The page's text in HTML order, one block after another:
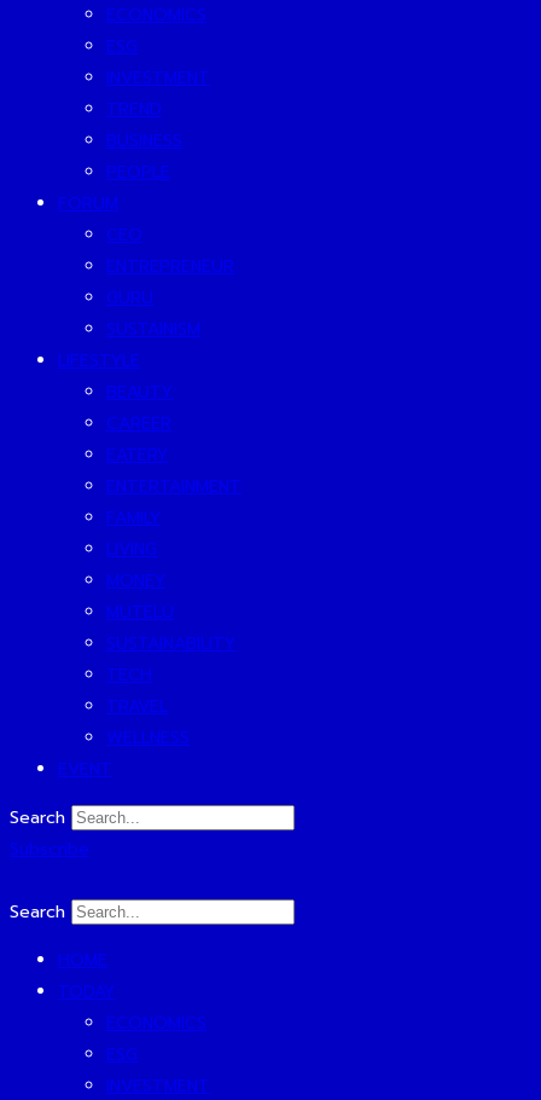
ECONOMICS
ESG
INVESTMENT
TREND
BUSINESS
PEOPLE
FORUM
CEO
ENTREPRENEUR
GURU
SUSTAINISM
LIFESTYLE
BEAUTY
CAREER
EATERY
ENTERTAINMENT
FAMILY
LIVING
MONEY
MUTELU
SUSTAINABILITY
TECH
TRAVEL
WELLNESS
EVENT
Search
Subscribe
Search
HOME
TODAY
ECONOMICS
ESG
INVESTMENT